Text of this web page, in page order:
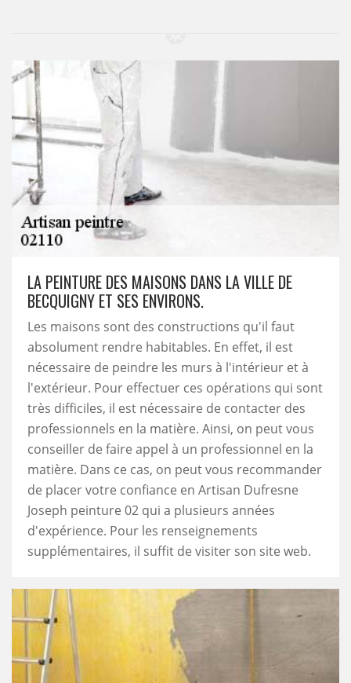
LA PEINTURE DES MAISONS DANS LA VILLE DE
BECQUIGNY ET SES ENVIRONS.
Les maisons sont des constructions qu'il faut
absolument rendre habitables. En effet, il est
nécessaire de peindre les murs à l'intérieur et à
l'extérieur. Pour effectuer ces opérations qui sont
très difficiles, il est nécessaire de contacter des
professionnels en la matière. Ainsi, on peut vous
conseiller de faire appel à un professionnel en la
matière. Dans ce cas, on peut vous recommander
de placer votre confiance en Artisan Dufresne
Joseph peinture 02 qui a plusieurs années
d'expérience. Pour les renseignements
supplémentaires, il suffit de visiter son site web.